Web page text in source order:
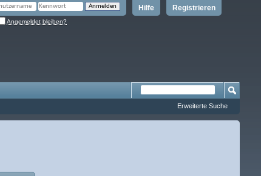
Registrieren
Hilfe
Angemeldet bleiben?
Erweiterte Suche